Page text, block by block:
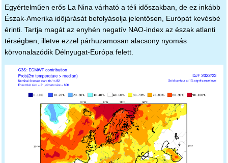
Egyértelműen erős La Nina várható a téli időszakban, de ez inkább
Észak-Amerika időjárását befolyásolja jelentősen, Európát kevésbé
érinti. Tartja magát az enyhén negatív NAO-index az észak atlanti
térségben, illetve ezzel párhuzamosan alacsony nyomás
körvonalazódik Délnyugat-Európa felett.